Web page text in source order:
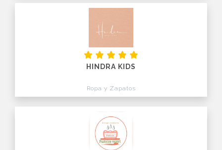
HINDRA KIDS
Ropa y Zapatos